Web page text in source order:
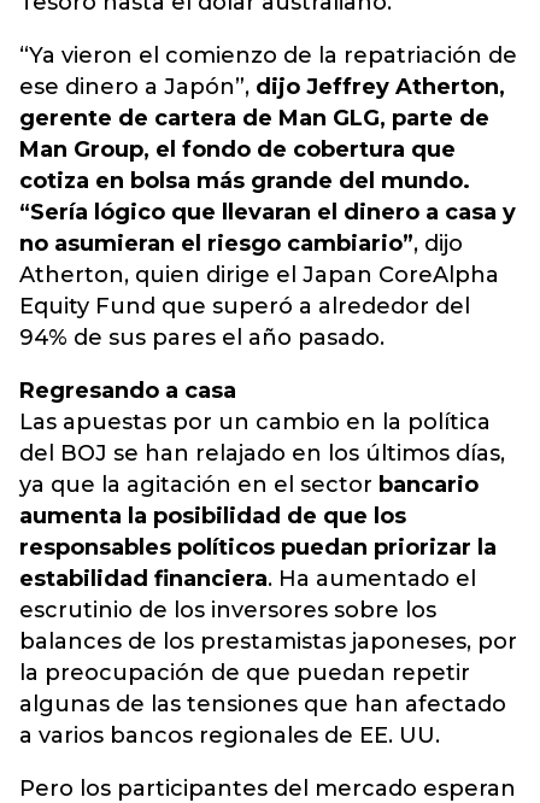
“Ya vieron el comienzo de la repatriación de
ese dinero a Japón”, dijo Jeffrey Atherton,
gerente de cartera de Man GLG, parte de
Man Group, el fondo de cobertura que
cotiza en bolsa más grande del mundo.
“Sería lógico que llevaran el dinero a casa y
no asumieran el riesgo cambiario”, dijo
Atherton, quien dirige el Japan CoreAlpha
Equity Fund que superó a alrededor del
94% de sus pares el año pasado.
Regresando a casa
Las apuestas por un cambio en la política
del BOJ se han relajado en los últimos días,
ya que la agitación en el sector bancario
aumenta la posibilidad de que los
responsables políticos puedan priorizar la
estabilidad financiera. Ha aumentado el
escrutinio de los inversores sobre los
balances de los prestamistas japoneses, por
la preocupación de que puedan repetir
algunas de las tensiones que han afectado
a varios bancos regionales de EE. UU.
Pero los participantes del mercado esperan